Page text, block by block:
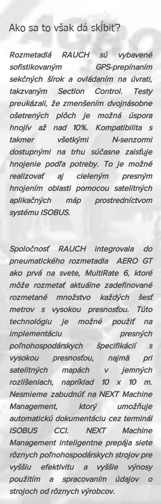
Ako sa to však dá skĺbiť?
Rozmetadlá RAUCH sú vybavené
sofistikovaným GPS-prepínaním
sekčných šírok a ovládaním na úvrati,
takzvaným Section Control. Testy
preukázali, že zmenšením dvojnásobne
ošetrených plôch je možná úspora
hnojív až nad 10%. Kompatibilita s
takmer všetkými N-senzormi
dostupnými na trhu súčasne zaisťuje
hnojenie podľa potreby. To je možné
realizovať aj cieleným presným
hnojením oblasti pomocou satelitných
aplikačných máp prostredníctvom
systému ISOBUS.
Spoločnosť RAUCH integrovala do
pneumatického rozmetadla  AERO GT
ako prvá na svete, MultiRate 6, ktoré
môže rozmetať aktuálne zadefinované
rozmetané množstvo každých šesť
metrov s vysokou presnosťou. Túto
technológiu je možné použiť na
implementáciu presných
poľnohospodárskych špecifikácií s
vysokou presnosťou, najmä pri
satelitných mapách v jemných
rozlíšeniach, napríklad 10 x 10 m.
Nesmieme zabudnúť na NEXT Machine
Management, ktorý umožňuje
automatickú dokumentáciu cez terminál
ISOBUS CCI. NEXT Machine
Management inteligentne prepája siete
rôznych poľnohospodárskych strojov pre
vyššiu efektivitu a vyššie výnosy
použitím a spracovaním údajov o
strojoch od rôznych výrobcov.